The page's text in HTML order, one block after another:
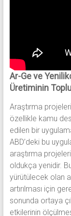
Ar-Ge ve
Üretiminin
Araştırma
özellikle kamu
edilen bir
ABD’deki bu
araştırma
oldukça yenidir.
yürütülecek olan
artırılması için
sonunda ortaya
etkilerinin